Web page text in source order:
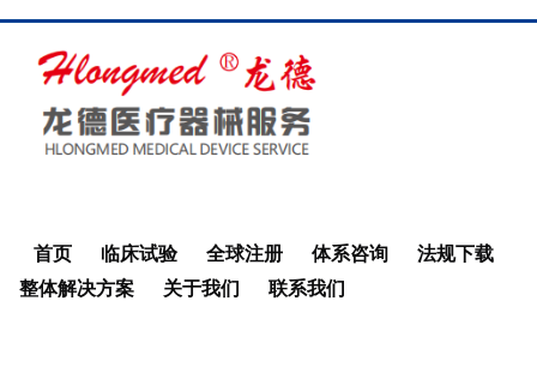
首页 临床试验 全球注册 体系咨询
法规下载
整体解决方案
关于我们 联系我们